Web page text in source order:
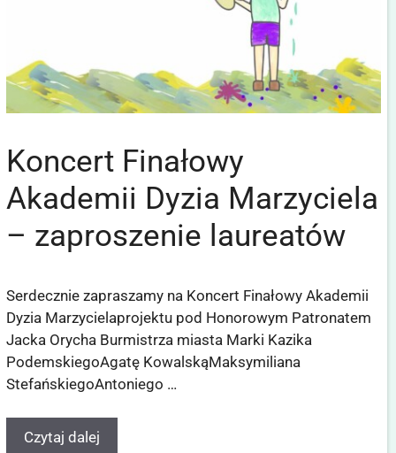
Koncert Finałowy
Akademii Dyzia Marzyciela
– zaproszenie laureatów
Serdecznie zapraszamy na Koncert Finałowy Akademii
Dyzia Marzycielaprojektu pod Honorowym Patronatem
Jacka Orycha Burmistrza miasta Marki Kazika
PodemskiegoAgatę KowalskąMaksymiliana
StefańskiegoAntoniego …
Czytaj dalej